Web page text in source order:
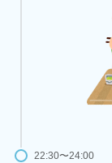
22:30〜24:00